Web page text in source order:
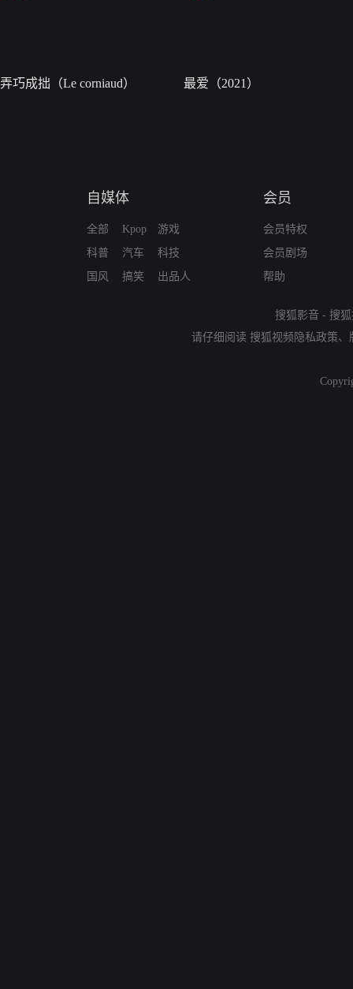
弄巧成拙（Le corniaud） 最爱（2021）
自媒体
全部
科普
国风
Kpop
汽车
搞笑
游戏
科技
出品人
会员
会员特权
会员剧场
帮助
搜狐影音 - 搜
请仔细阅读 搜狐视频隐私政策、